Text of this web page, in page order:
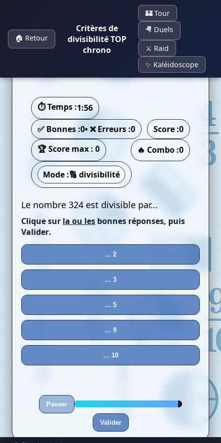
🏠 Retour
Critères de
divisibilité TOP
chrono
🏰 Tour
🤻 Duels
⚔️ Raid
✨ Kaléidoscope
⚡ Divisibilité Rush
⏱️ Temps :1:56
✅ Bonnes :0• ❌ Erreurs :0 Score :0
🏆 Score max : 0
🔥 Combo :0
Mode :🔢 divisibilité
Le nombre 324 est divisible par…
Clique sur la ou les bonnes réponses, puis
Valider.
… 2
… 3
… 5
… 9
… 10
Passer
Valider